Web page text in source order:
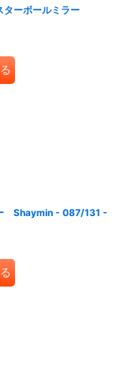
ーボールミラー
Shaymin - 087/131 -